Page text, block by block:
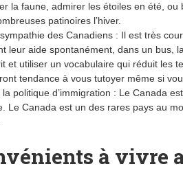
la faune, admirer les étoiles en été, ou
patinoires l’hiver.
sympathie des Canadiens : Il est très
leur aide spontanément, dans un bus,
et utiliser un vocabulaire qui réduit les
tendance à vous tutoyer même si
politique d’immigration : Le Canada
Le Canada est un des rares pays au
à vivre